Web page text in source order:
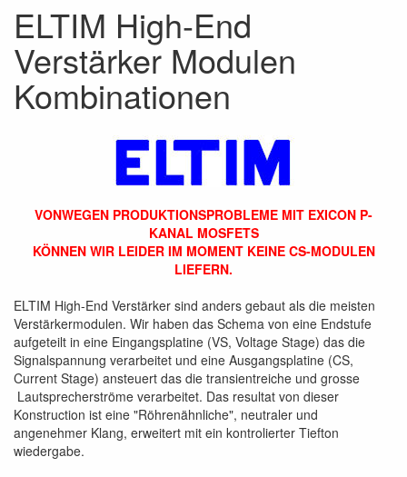
ELTIM High-End
Verstärker Modulen
Kombinationen
VONWEGEN PRODUKTIONSPROBLEME MIT EXICON P-
KANAL MOSFETS
KÖNNEN WIR LEIDER IM MOMENT KEINE CS-MODULEN
LIEFERN.
ELTIM High-End Verstärker sind anders gebaut als die meisten
Verstärkermodulen. Wir haben das Schema von eine Endstufe
aufgeteilt in eine Eingangsplatine (VS, Voltage Stage) das die
Signalspannung verarbeitet und eine Ausgangsplatine (CS,
Current Stage) ansteuert das die transientreiche und grosse
Lautsprecherströme verarbeitet. Das resultat von dieser
Konstruction ist eine "Röhrenähnliche", neutraler und
angenehmer Klang, erweitert mit ein kontrolierter Tiefton
wiedergabe.